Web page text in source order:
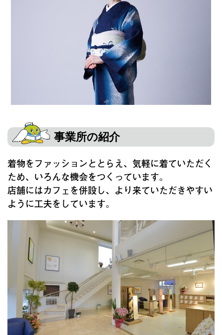
事業所の紹介
着物をファッションととらえ、気軽に着ていただく
ため、いろんな機会をつくっています。
店舗にはカフェを併設し、より来ていただきやすい
ように工夫をしています。